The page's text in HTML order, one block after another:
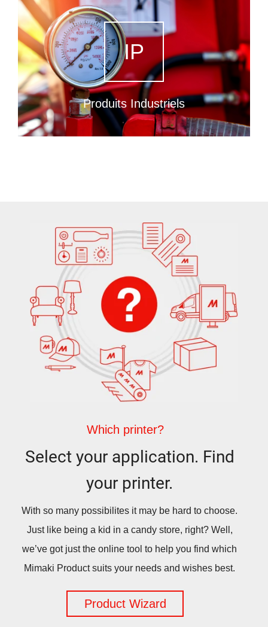
IP
Produits Industriels
Which printer?
Select your application. Find
your printer.
With so many possibilites it may be hard to choose.
Just like being a kid in a candy store, right? Well,
we’ve got just the online tool to help you find which
Mimaki Product suits your needs and wishes best.
Product Wizard